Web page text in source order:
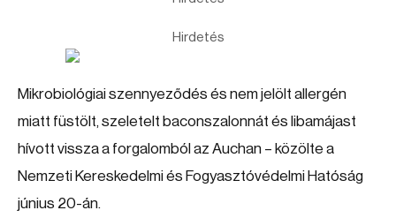
Hirdetés
Mikrobiológiai szennyeződés és nem jelölt allergén
miatt füstölt, szeletelt baconszalonnát és libamájast
hívott vissza a forgalomból az Auchan – közölte a
Nemzeti Kereskedelmi és Fogyasztóvédelmi Hatóság
június 20-án.